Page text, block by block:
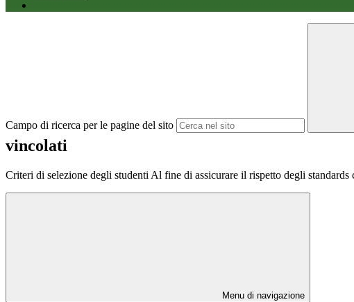
Campo di ricerca per le pagine del sito
vincolati
Criteri di selezione degli studenti Al fine di assicurare il rispetto degli
Menu di navigazione